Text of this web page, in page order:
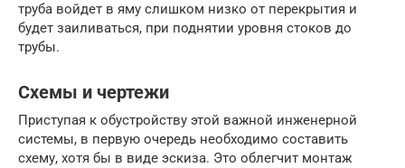
труба войдет в яму слишком низко от перекрытия и
будет заиливаться, при поднятии уровня стоков до
трубы.
Схемы и чертежи
Приступая к обустройству этой важной инженерной
системы, в первую очередь необходимо составить
схему, хотя бы в виде эскиза. Это облегчит монтаж